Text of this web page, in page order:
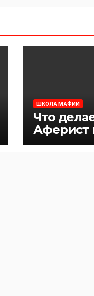
ШКОЛА МАФИИ
Что
Аферист
Мафия